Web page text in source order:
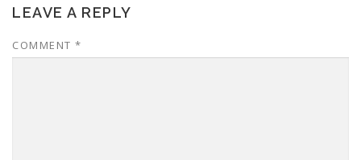
LEAVE A REPLY
COMMENT *